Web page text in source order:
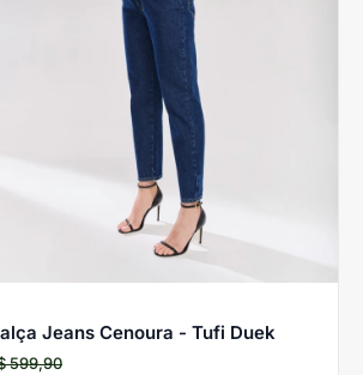
Jeans Cenoura - Tufi Duek
599,90